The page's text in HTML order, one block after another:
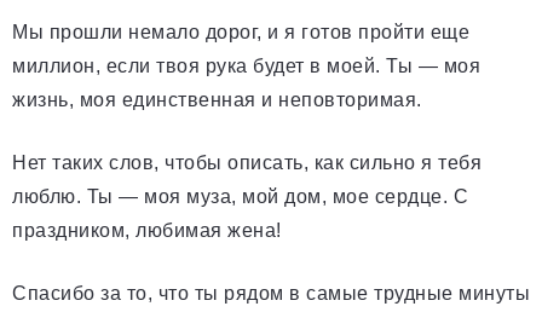
Мы прошли немало дорог, и я готов пройти еще
миллион, если твоя рука будет в моей. Ты — моя
жизнь, моя единственная и неповторимая.
Нет таких слов, чтобы описать, как сильно я тебя
люблю. Ты — моя муза, мой дом, мое сердце. С
праздником, любимая жена!
Спасибо за то, что ты рядом в самые трудные минуты